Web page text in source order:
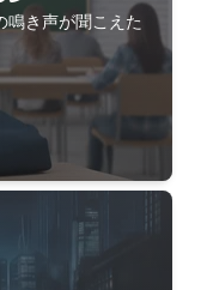
鳴き声が聞こえた